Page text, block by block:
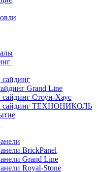
Grand Line
Стоун-Хаус
сайдинг ТЕХНОНИКОЛЬ
BrickPanel
Grand Line
Royal-Stone